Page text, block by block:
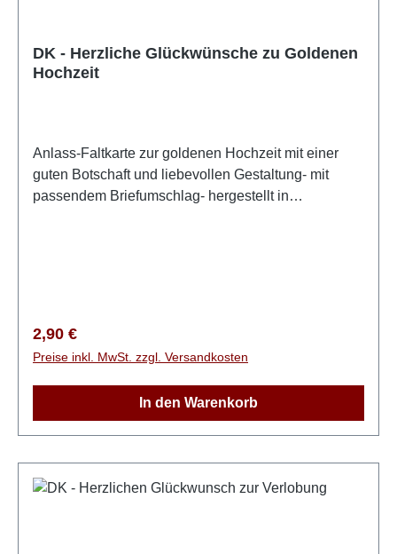
DK - Herzliche Glückwünsche zu Goldenen
Hochzeit
Anlass-Faltkarte zur goldenen Hochzeit mit einer
guten Botschaft und liebevollen Gestaltung- mit
passendem Briefumschlag- hergestellt in
Regulärer Preis:
2,90 €
Preise inkl. MwSt. zzgl. Versandkosten
In den Warenkorb